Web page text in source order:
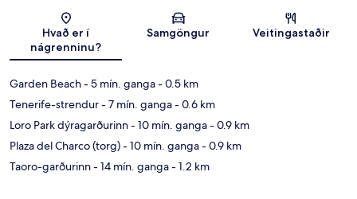
Hvað er í
nágrenninu?
Samgöngur Veitingastaðir
Garden Beach- 5 mín. ganga- 0.5 km
Tenerife-strendur- 7 mín. ganga- 0.6 km
Loro Park dýragarðurinn- 10 mín. ganga- 0.9 km
Plaza del Charco (torg)- 10 mín. ganga- 0.9 km
Taoro-garðurinn- 14 mín. ganga- 1.2 km